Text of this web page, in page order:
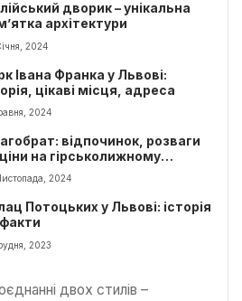
дворик – унікальна
архітектури
2024
Івана Франка у Львові:
цікаві місця, адреса
2024
відпочинок, розваги
на гірськолижному
2024
Потоцьких у Львові: історія
2023
двох стилів –